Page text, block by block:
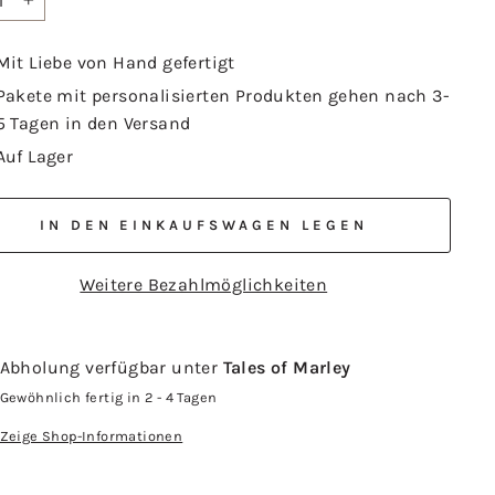
Liebe von Hand gefertigt
mit personalisierten Produkten gehen nach 3-
Tagen in den Versand
Lager
IN DEN EINKAUFSWAGEN LEGEN
Weitere Bezahlmöglichkeiten
Abholung verfügbar unter Tales of Marley
Gewöhnlich fertig in 2 - 4 Tagen
Zeige Shop-Informationen